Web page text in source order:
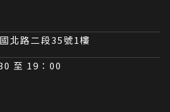
北路二段35號1樓
至 19：00